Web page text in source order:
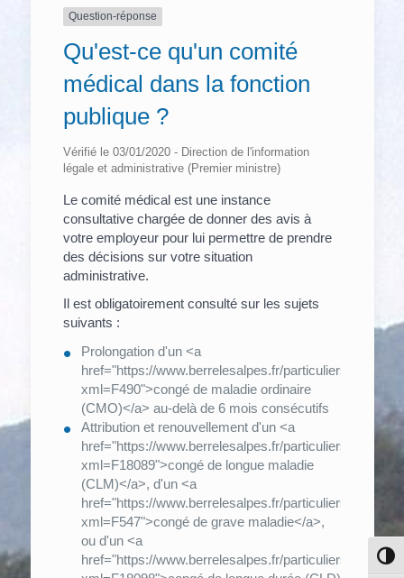
Question-réponse
Qu'est-ce qu'un comité
médical dans la fonction
publique ?
Vérifié le 03/01/2020 - Direction de l'information
légale et administrative (Premier ministre)
Le comité médical est une instance
consultative chargée de donner des avis à
votre employeur pour lui permettre de prendre
des décisions sur votre situation
administrative.
Il est obligatoirement consulté sur les sujets
suivants :
Prolongation d'un <a
href="https://www.berrelesalpes.fr/particuliers/?
xml=F490">congé de maladie ordinaire
(CMO)</a> au-delà de 6 mois consécutifs
Attribution et renouvellement d'un <a
href="https://www.berrelesalpes.fr/particuliers/?
xml=F18089">congé de longue maladie
(CLM)</a>, d'un <a
href="https://www.berrelesalpes.fr/particuliers/?
xml=F547">congé de grave maladie</a>,
ou d'un <a
href="https://www.berrelesalpes.fr/particuliers/?